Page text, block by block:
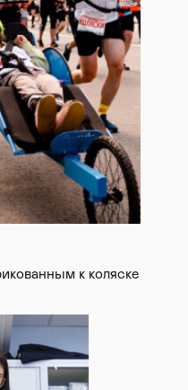
к коляске